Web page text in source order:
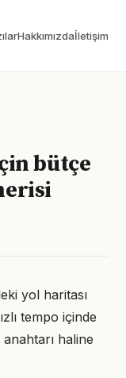
Hakkımızdaİletişim
bütçe
yol haritası
tempo içinde
haline